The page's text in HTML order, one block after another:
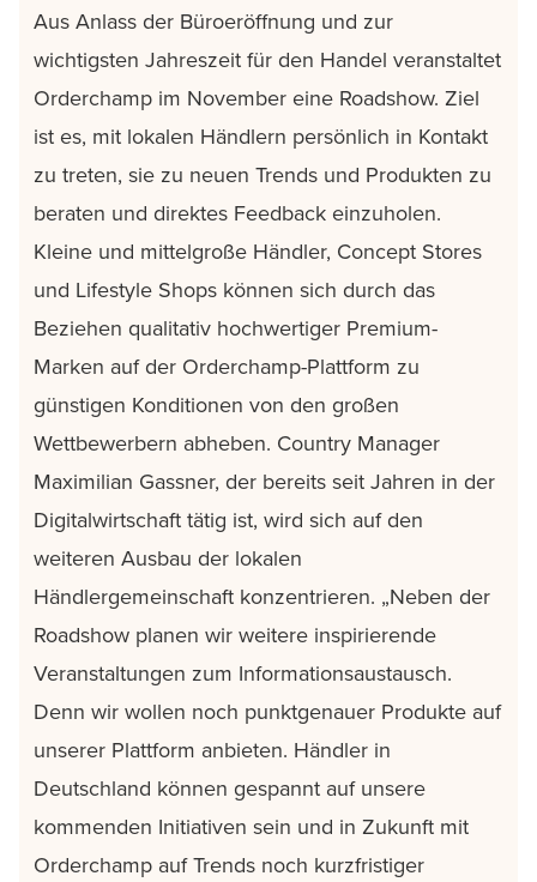
Aus Anlass der Büroeröffnung und zur
wichtigsten Jahreszeit für den Handel veranstaltet
Orderchamp im November eine Roadshow. Ziel
ist es, mit lokalen Händlern persönlich in Kontakt
zu treten, sie zu neuen Trends und Produkten zu
beraten und direktes Feedback einzuholen.
Kleine und mittelgroße Händler, Concept Stores
und Lifestyle Shops können sich durch das
Beziehen qualitativ hochwertiger Premium-
Marken auf der Orderchamp-Plattform zu
günstigen Konditionen von den großen
Wettbewerbern abheben. Country Manager
Maximilian Gassner, der bereits seit Jahren in der
Digitalwirtschaft tätig ist, wird sich auf den
weiteren Ausbau der lokalen
Händlergemeinschaft konzentrieren. „Neben der
Roadshow planen wir weitere inspirierende
Veranstaltungen zum Informationsaustausch.
Denn wir wollen noch punktgenauer Produkte auf
unserer Plattform anbieten. Händler in
Deutschland können gespannt auf unsere
kommenden Initiativen sein und in Zukunft mit
Orderchamp auf Trends noch kurzfristiger